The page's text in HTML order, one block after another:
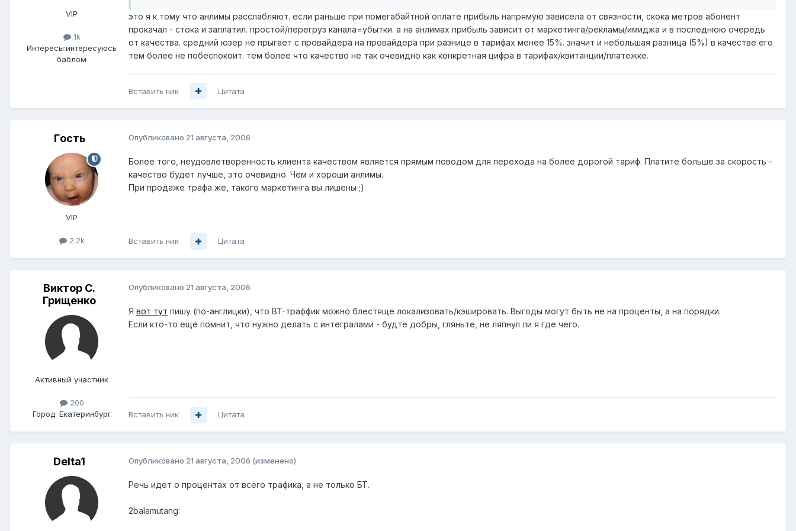
VIP
1k
Интересы:интересуюсь
баблом
это я к тому что анлимы расслабляют. если раньше при помегабайтной оплате прибыль напрямую зависела от связности, скока метров абонент
прокачал - стока и заплатил. простой/перегруз канала=убытки. а на анлимах прибыль зависит от маркетинга/рекламы/имиджа и в последнюю очередь
от качества. средний юзер не прыгает с провайдера на провайдера при разнице в тарифах менее 15%. значит и небольшая разница (5%) в качестве его
тем более не побеспокоит. тем более что качество не так очевидно как конкретная цифра в тарифах/квитанции/платежке.
Вставить ник Цитата
Гoсть
VIP
2.2k
Опубликовано 21 августа, 2006
Более того, неудовлетворенность клиента качеством является прямым поводом для перехода на более дорогой тариф. Платите больше за скорость -
качество будет лучше, это очевидно. Чем и хороши анлимы.
При продаже трафа же, такого маркетинга вы лишены ;)
Вставить ник Цитата
Виктор С.
Грищенко
Активный участник
200
Город: Екатеринбург
Опубликовано 21 августа, 2006
Я вот тут пишу (по-англицки), что BT-траффик можно блестяще локализовать/кэшировать. Выгоды могут быть не на проценты, а на порядки.
Если кто-то ещё помнит, что нужно делать с интегралами - будте добры, гляньте, не ляпнул ли я где чего.
Вставить ник Цитата
Delta1 Опубликовано 21 августа, 2006 (изменено)
Речь идет о процентах от всего трафика, а не только БТ.
2balamutang: